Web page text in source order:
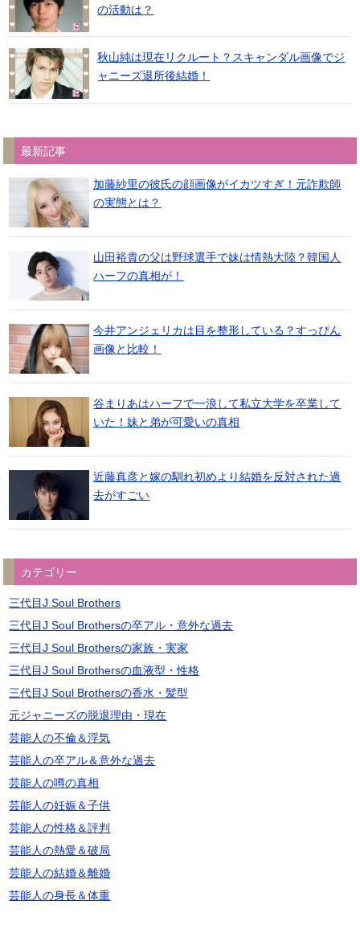
の活動は？
秋山純は現在リクルート？スキャンダル画像でジ
ャニーズ退所後結婚！
最新記事
加藤紗里の彼氏の顔画像がイカツすぎ！元詐欺師
の実態とは？
山田裕貴の父は野球選手で妹は情熱大陸？韓国人
ハーフの真相が！
今井アンジェリカは目を整形している？すっぴん
画像と比較！
谷まりあはハーフで一浪して私立大学を卒業して
いた！妹と弟が可愛いの真相
近藤真彦と嫁の馴れ初めより結婚を反対された過
去がすごい
カテゴリー
三代目J Soul Brothers
三代目J Soul Brothersの卒アル・意外な過去
三代目J Soul Brothersの家族・実家
三代目J Soul Brothersの血液型・性格
三代目J Soul Brothersの香水・髪型
元ジャニーズの脱退理由・現在
芸能人の不倫＆浮気
芸能人の卒アル＆意外な過去
芸能人の噂の真相
芸能人の妊娠＆子供
芸能人の性格＆評判
芸能人の熱愛＆破局
芸能人の結婚＆離婚
芸能人の身長＆体重